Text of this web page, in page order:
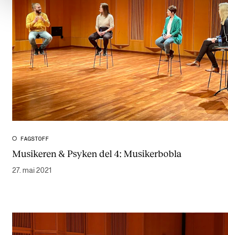
FAGSTOFF
Musikeren & Psyken del 4: Musikerbobla
27. mai 2021